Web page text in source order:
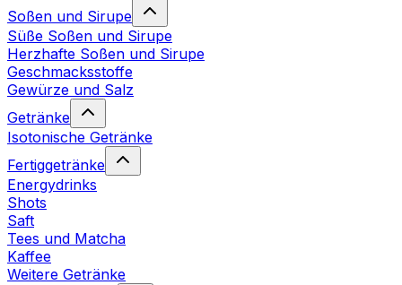
Soßen und Sirupe
Süße Soßen und Sirupe
Herzhafte Soßen und Sirupe
Geschmacksstoffe
Gewürze und Salz
Getränke
Isotonische Getränke
Fertiggetränke
Energydrinks
Shots
Saft
Tees und Matcha
Kaffee
Weitere Getränke